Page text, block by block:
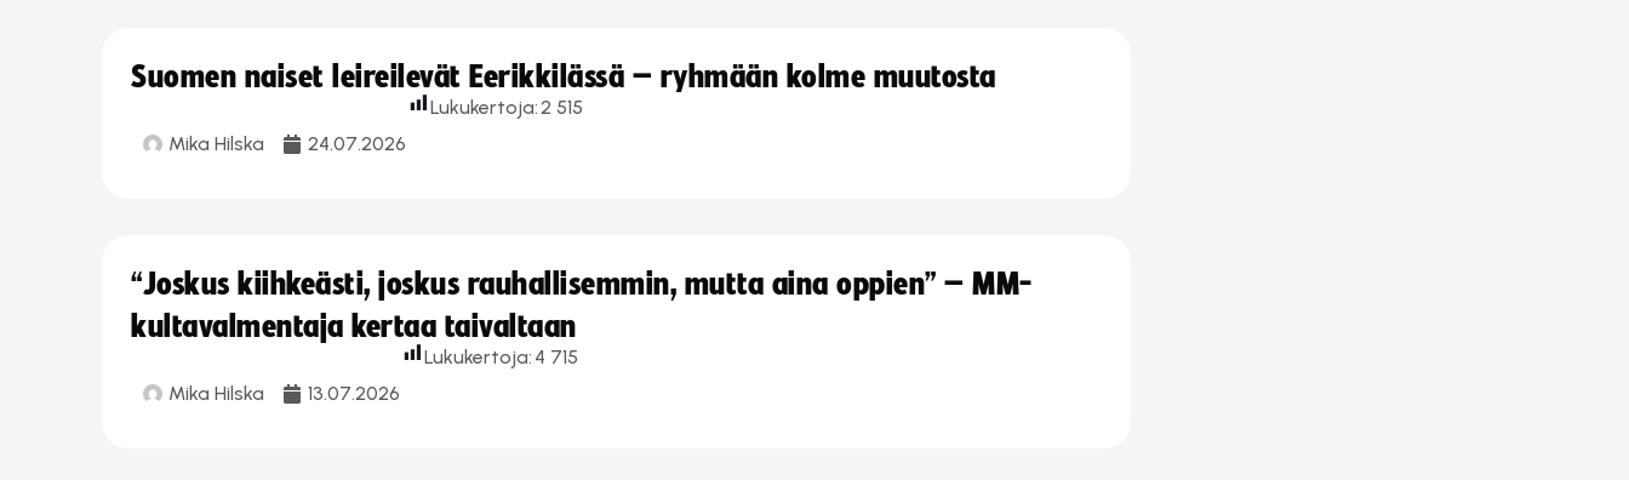
Suomen naiset leireilevät Eerikkilässä – ryhmään kolme muutosta
Mika Hilska 24.07.2026
Lukukertoja:2 515
“Joskus kiihkeästi, joskus rauhallisemmin, mutta aina oppien” – MM-
kultavalmentaja kertaa taivaltaan
Mika Hilska 13.07.2026
Lukukertoja: 4 715